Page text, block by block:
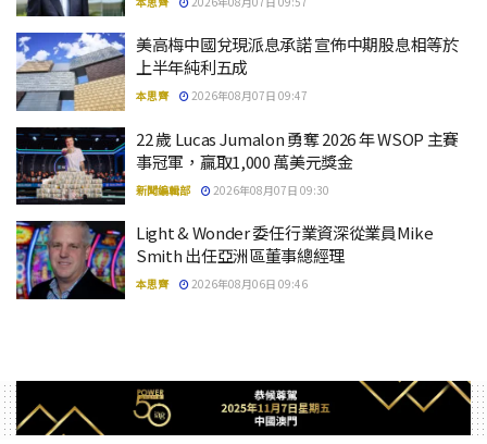
美高梅中國兌現派息承諾 宣佈中期股息相等於
上半年純利五成
本思齊 2026年08月07日 09:47
22 歲 Lucas Jumalon 勇奪 2026 年 WSOP 主賽
事冠軍，贏取1,000 萬美元獎金
新聞編輯部 2026年08月07日 09:30
Light & Wonder 委任行業資深從業員Mike
Smith 出任亞洲區董事總經理
本思齊 2026年08月06日 09:46